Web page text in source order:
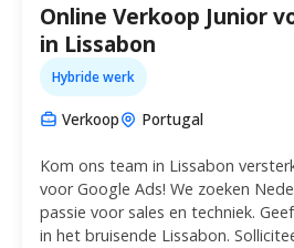
Online Verkoop Junior
in Lissabon
Hybride werk
Verkoop Portugal
Kom ons team in Lissabon
voor Google Ads! We zoeken
passie voor sales en techniek.
in het bruisende Lissabon.